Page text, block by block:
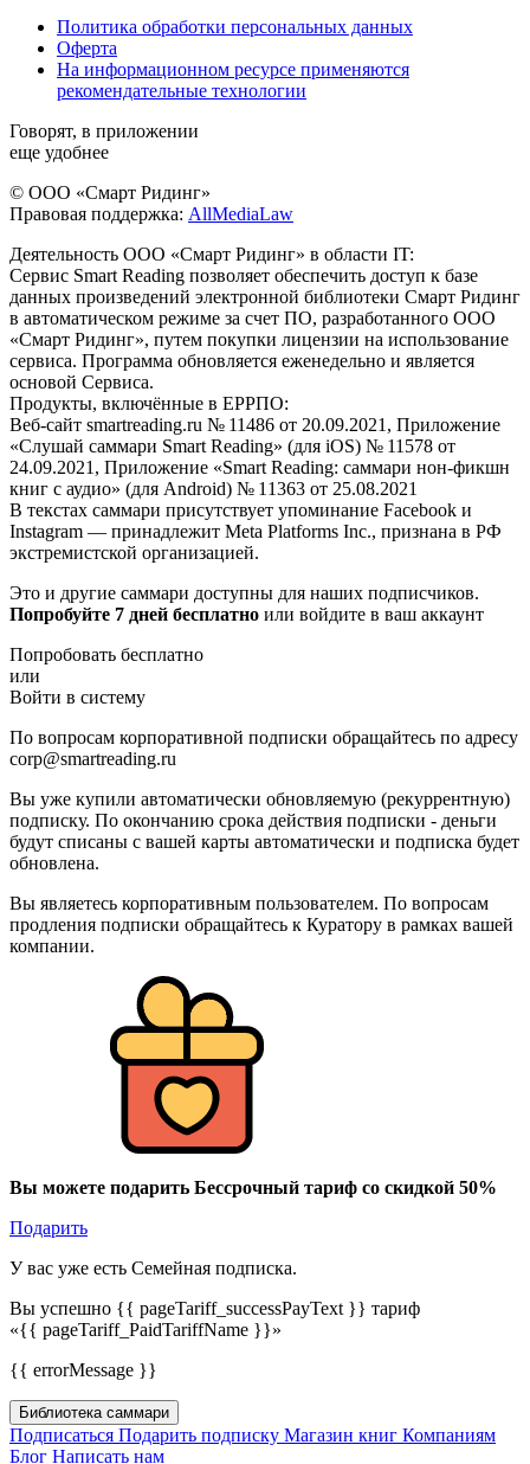
Политика обработки персональных данных
Оферта
На информационном ресурсе применяются
рекомендательные технологии
Говорят, в приложении
еще удобнее
© ООО «Смарт Ридинг»
Правовая поддержка: AllMediaLaw
Деятельность ООО «Смарт Ридинг» в области IT:
Сервис Smart Reading позволяет обеспечить доступ к базе
данных произведений электронной библиотеки Смарт Ридинг
в автоматическом режиме за счет ПО, разработанного ООО
«Смарт Ридинг», путем покупки лицензии на использование
сервиса. Программа обновляется еженедельно и является
основой Сервиса.
Продукты, включённые в ЕРРПО:
Веб-сайт smartreading.ru № 11486 от 20.09.2021, Приложение
«Слушай саммари Smart Reading» (для iOS) № 11578 от
24.09.2021, Приложение «Smart Reading: саммари нон-фикшн
книг с аудио» (для Android) № 11363 от 25.08.2021
В текстах саммари присутствует упоминание Facebook и
Instagram — принадлежит Meta Platforms Inc., признана в РФ
экстремистской организацией.
Это и другие саммари доступны для наших подписчиков.
Попробуйте 7 дней бесплатно или войдите в ваш аккаунт
Попробовать бесплатно
или
Войти в систему
По вопросам корпоративной подписки обращайтесь по адресу
corp@smartreading.ru
Вы уже купили автоматически обновляемую (рекуррентную)
подписку. По окончанию срока действия подписки - деньги
будут списаны с вашей карты автоматически и подписка будет
обновлена.
Вы являетесь корпоративным пользователем. По вопросам
продления подписки обращайтесь к Куратору в рамках вашей
компании.
Вы можете подарить Бессрочный тариф со скидкой 50%
Подарить
У вас уже есть Семейная подписка.
Вы успешно {{ pageTariff_successPayText }} тариф
«{{ pageTariff_PaidTariffName }}»
{{ errorMessage }}
Библиотека саммари
Подписаться Подарить подписку Магазин книг Компаниям
Блог Написать нам